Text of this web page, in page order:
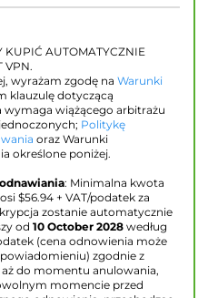
KUPIĆ AUTOMATYCZNIE
VPN.
wyrażam zgodę na Warunki
klauzulę dotyczącą
wiążącego arbitrażu
Politykę
oraz Warunki
określone poniżej.
: Minimalna kwota
$56.94 + VAT/podatek za
zostanie automatycznie
od 10 October 2028 według
(cena odnowienia może
zgodnie z
do momentu anulowania,
momencie przed